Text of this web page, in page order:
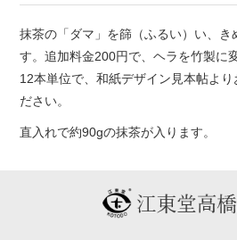
抹茶の「ダマ」を篩（ふるい）い、き
す。追加料金200円で、ヘラを竹製に
12本単位で、和紙デザイン見本帖より
ださい。
直入れで約90gの抹茶が入ります。